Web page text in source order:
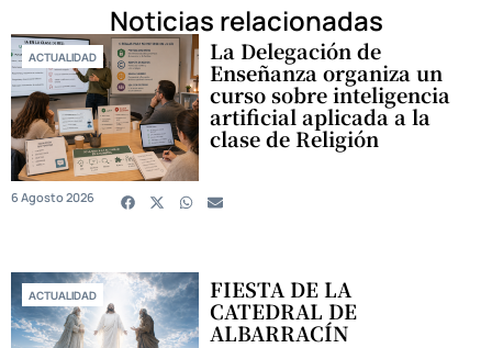
Noticias relacionadas
ACTUALIDAD La Delegación de
Enseñanza organiza un
curso sobre inteligencia
artificial aplicada a la
clase de Religión
6 Agosto 2026
ACTUALIDAD FIESTA DE LA
CATEDRAL DE
ALBARRACÍN